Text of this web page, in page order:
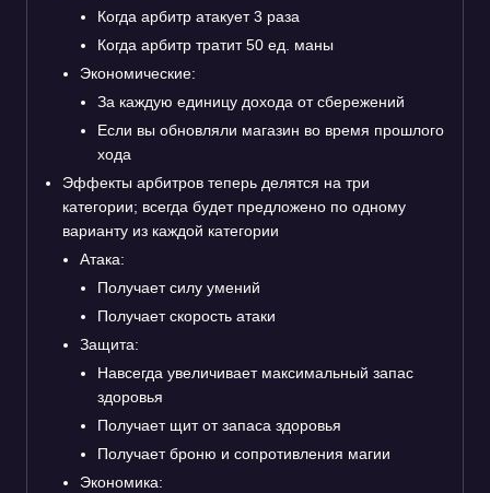
Когда арбитр атакует 3 раза
Когда арбитр тратит 50 ед. маны
Экономические:
За каждую единицу дохода от сбережений
Если вы обновляли магазин во время прошлого
хода
Эффекты арбитров теперь делятся на три
категории; всегда будет предложено по одному
варианту из каждой категории
Атака:
Получает силу умений
Получает скорость атаки
Защита:
Навсегда увеличивает максимальный запас
здоровья
Получает щит от запаса здоровья
Получает броню и сопротивления магии
Экономика: